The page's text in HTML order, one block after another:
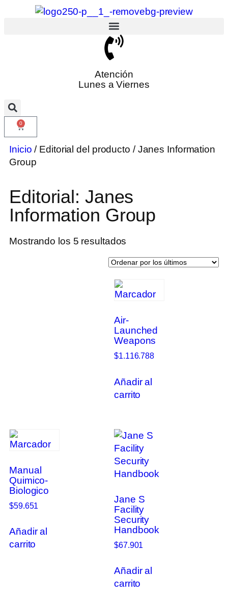
Atención
Lunes a Viernes
0
Inicio / Editorial del producto / Janes Information
Group
Editorial: Janes
Information Group
Mostrando los 5 resultados
Air-
Launched
Weapons
$1.116.788
Añadir al
carrito
Manual
Quimico-
Biologico
$59.651
Añadir al
carrito
Jane S
Facility
Security
Handbook
$67.901
Añadir al
carrito